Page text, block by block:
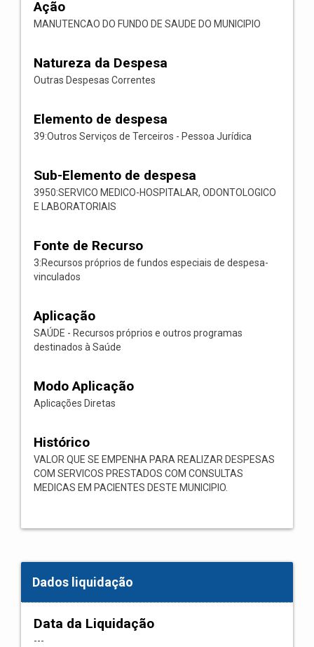
Ação
MANUTENCAO DO FUNDO DE SAUDE DO MUNICIPIO
Natureza da Despesa
Outras Despesas Correntes
Elemento de despesa
39:Outros Serviços de Terceiros - Pessoa Jurídica
Sub-Elemento de despesa
3950:SERVICO MEDICO-HOSPITALAR, ODONTOLOGICO
E LABORATORIAIS
Fonte de Recurso
3:Recursos próprios de fundos especiais de despesa-
vinculados
Aplicação
SAÚDE - Recursos próprios e outros programas
destinados à Saúde
Modo Aplicação
Aplicações Diretas
Histórico
VALOR QUE SE EMPENHA PARA REALIZAR DESPESAS
COM SERVICOS PRESTADOS COM CONSULTAS
MEDICAS EM PACIENTES DESTE MUNICIPIO.
Dados liquidação
Data da Liquidação
---